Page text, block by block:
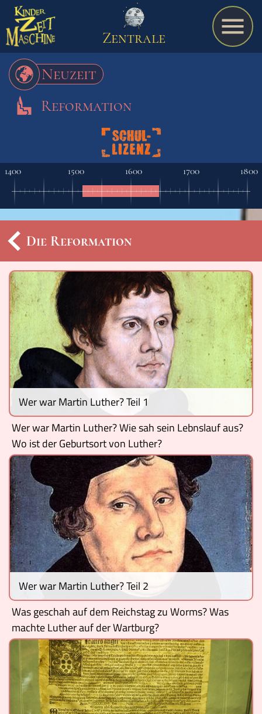
Spiel
A bis Z
Termine
Schulmaterialien
Zentrale
Neuzeit
Reformation
1400 1500 1600 1700 1800
Ereignisse
Lucys Wissensbox
Karte
Quiz
Memospiel
Videos
Mach mit!
Buchtipps
Schulmaterialien
Museen
Die Reformation
Wer war Martin Luther? Teil 1
Wer war Martin Luther? Wie sah sein Lebnslauf aus?
Wo ist der Geburtsort von Luther?
Wer war Martin Luther? Teil 2
Was geschah auf dem Reichstag zu Worms? Was
machte Luther auf der Wartburg?